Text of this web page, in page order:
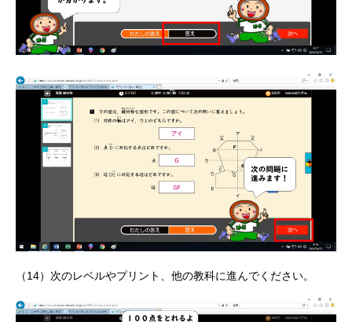
（14）次のレベルやプリント、他の教科に進んでください。